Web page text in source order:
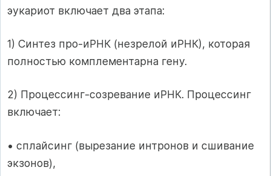
эукариот включает два этапа:
1) Синтез про-иРНК (незрелой иРНК), которая
полностью комплементарна гену.
2) Процессинг-созревание иРНК. Процессинг
включает:
• сплайсинг (вырезание интронов и сшивание
экзонов),